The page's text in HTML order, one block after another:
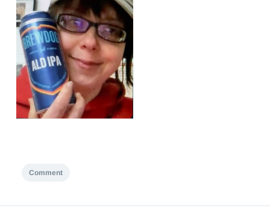
Comment